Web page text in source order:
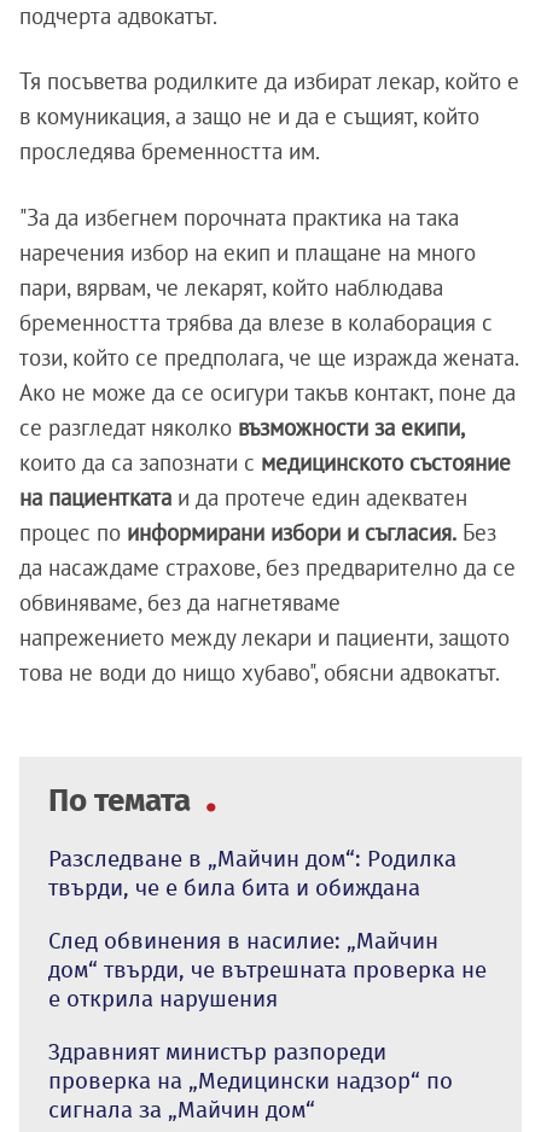
подчерта адвокатът.
Тя посъветва родилките да избират лекар, който е
в комуникация, а защо не и да е същият, който
проследява бременността им.
"За да избегнем порочната практика на така
наречения избор на екип и плащане на много
пари, вярвам, че лекарят, който наблюдава
бременността трябва да влезе в колаборация с
този, който се предполага, че ще изражда жената.
Ако не може да се осигури такъв контакт, поне да
се разгледат няколко възможности за екипи,
които да са запознати с медицинското състояние
на пациентката и да протече един адекватен
процес по информирани избори и съгласия. Без
да насаждаме страхове, без предварително да се
обвиняваме, без да нагнетяваме
напрежението между лекари и пациенти, защото
това не води до нищо хубаво", обясни адвокатът.
По темата
Разследване в „Майчин дом“: Родилка
твърди, че е била бита и обиждана
След обвинения в насилие: „Майчин
дом“ твърди, че вътрешната проверка не
е открила нарушения
Здравният министър разпореди
проверка на „Медицински надзор“ по
сигнала за „Майчин дом“